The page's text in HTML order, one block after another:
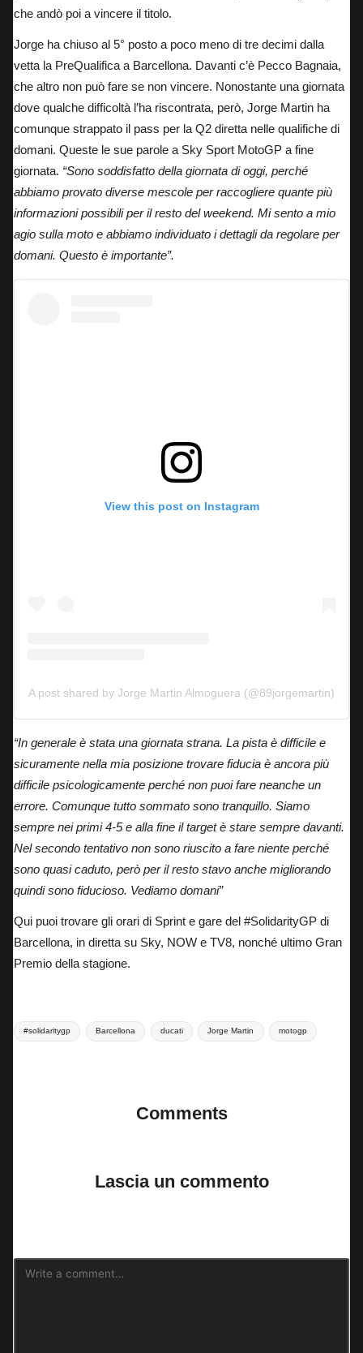
che andò poi a vincere il titolo.
Jorge ha chiuso al 5° posto a poco meno di tre decimi dalla
vetta la PreQualifica a Barcellona. Davanti c’è Pecco Bagnaia,
che altro non può fare se non vincere. Nonostante una giornata
dove qualche difficoltà l’ha riscontrata, però, Jorge Martin ha
comunque strappato il pass per la Q2 diretta nelle qualifiche di
domani. Queste le sue parole a Sky Sport MotoGP a fine
giornata. “Sono soddisfatto della giornata di oggi, perché
abbiamo provato diverse mescole per raccogliere quante più
informazioni possibili per il resto del weekend. Mi sento a mio
agio sulla moto e abbiamo individuato i dettagli da regolare per
domani. Questo è importante”.
View this post on Instagram
A post shared by Jorge Martin Almoguera (@89jorgemartin)
“In generale è stata una giornata strana. La pista è difficile e
sicuramente nella mia posizione trovare fiducia è ancora più
difficile psicologicamente perché non puoi fare neanche un
errore. Comunque tutto sommato sono tranquillo. Siamo
sempre nei primi 4-5 e alla fine il target è stare sempre davanti.
Nel secondo tentativo non sono riuscito a fare niente perché
sono quasi caduto, però per il resto stavo anche migliorando
quindi sono fiducioso. Vediamo domani”
Qui puoi trovare gli orari di Sprint e gare del #SolidarityGP di
Barcellona, in diretta su Sky, NOW e TV8, nonché ultimo Gran
Premio della stagione.
Tags:
#solidaritygp Barcellona ducati Jorge Martin motogp
Comments
Lascia un commento